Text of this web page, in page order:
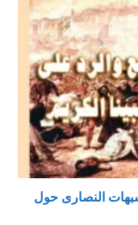
النصارى حول